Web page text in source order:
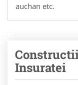
auchan etc.
Insuratei